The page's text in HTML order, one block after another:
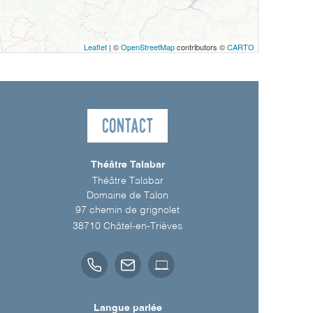
Leaflet | ©OpenStreetMapcontributors ©CARTO
Contact
Théâtre Talabar
Théâtre Talabar
Domaine de Talon
97 chemin de grignolet
38710 Châtel-en-Trièves
Langue parlée